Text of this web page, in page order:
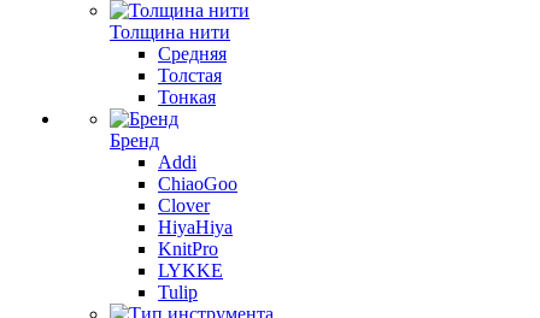
Толщина нити
Средняя
Толстая
Тонкая
Бренд
Addi
ChiaoGoo
Clover
HiyaHiya
KnitPro
LYKKE
Tulip